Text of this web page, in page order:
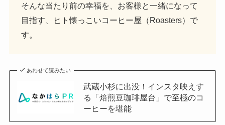
そんな当たり前の幸福を、お客様と一緒になって
目指す、ヒト懐っこいコーヒー屋（Roasters）で
す。
あわせて読みたい
武蔵小杉に出没！インスタ映えす
る「焙煎豆珈琲屋台」で至極のコ
ーヒーを堪能